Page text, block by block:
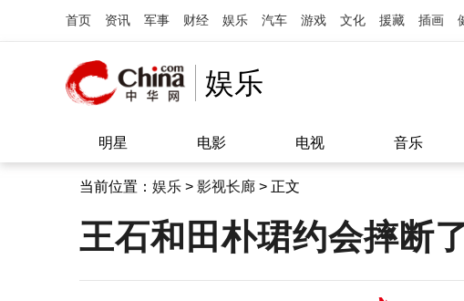
首页 资讯 军事 财经 娱乐 汽车 游戏 文化 援藏 插画
娱乐
明星 电影 电视 音乐
当前位置： 娱乐 > 影视长廊 > 正文
王石和田朴珺约会摔断